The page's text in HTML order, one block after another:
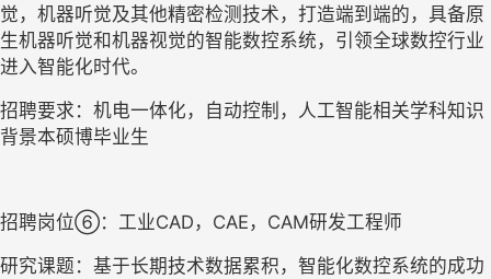
觉，机器听觉及其他精密检测技术，打造端到端的，具备原
生机器听觉和机器视觉的智能数控系统，引领全球数控行业
进入智能化时代。
招聘要求：机电一体化，自动控制，人工智能相关学科知识
背景本硕博毕业生
招聘岗位⑥：工业CAD ， CAE ， CAM研发工程师
研究课题：基于长期技术数据累积，智能化数控系统的成功